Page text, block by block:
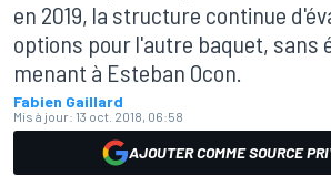
en 2019, la structure continue
options pour l'autre baquet, sans
menant à Esteban Ocon.
Fabien Gaillard
Mis à jour: 13 oct. 2018, 06:58
AJOUTER COMME SOURCE